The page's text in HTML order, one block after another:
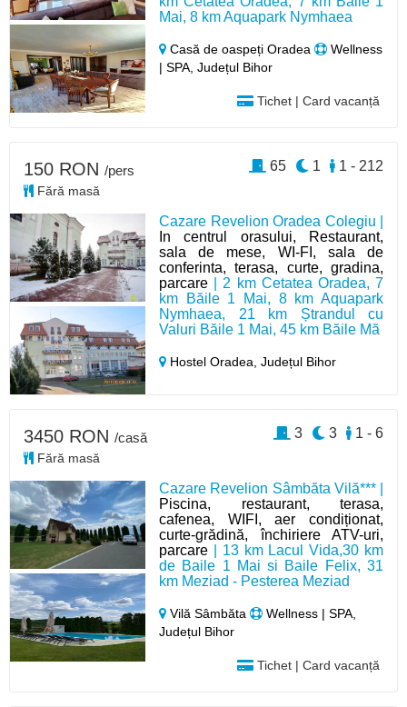
Mai, 8 km Aquapark Nymhaea
Casă de oaspeți Oradea
Wellness
| SPA, Județul Bihor
Tichet | Card vacanță
Cazare Revelion Oradea Colegiu |
In centrul orasului, Restaurant,
sala de mese, WI-FI, sala de
conferinta, terasa, curte, gradina,
parcare | 2 km Cetatea Oradea, 7
km Băile 1 Mai, 8 km Aquapark
Nymhaea, 21 km Ștrandul cu
Valuri Băile 1 Mai, 45 km Băile Mă
Hostel Oradea,Județul Bihor
150 RON /pers
Fără masă
1 - 212
1
65
Cazare Revelion Sâmbăta Vilă*** |
Piscina, restaurant, terasa,
cafenea, WIFI, aer condiționat,
curte-grădină, închiriere ATV-uri,
parcare | 13 km Lacul Vida,30 km
de Baile 1 Mai si Baile Felix, 31
km Meziad - Pesterea Meziad
Vilă Sâmbăta
Wellness | SPA,
Județul Bihor
Tichet | Card vacanță
3450 RON /casă
Fără masă
1 - 6
3
3